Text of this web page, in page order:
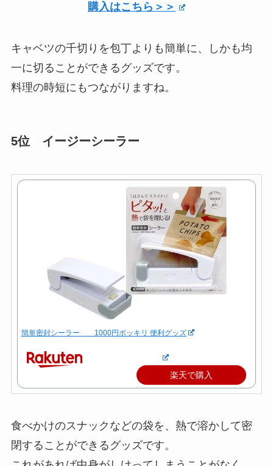
購入はこちら＞＞
キャベツの千切りを包丁よりも簡単に、しかも均
一に切ることができるグッズです。
料理の時短にもつながりますね。
5位 イージーシーラー
簡単密封シーラー 1000円ポッキリ 便利グッズ
楽天で購入
食べかけのスナックなどの袋を、熱で溶かして密
閉することができるグッズです。